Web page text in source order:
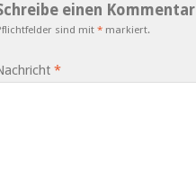
einen Kommentar
sind mit * markiert.
*